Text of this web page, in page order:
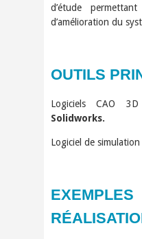
d’étude
d’amélioration du
OUTILS
Logiciels CAO
Solidworks.
Logiciel de